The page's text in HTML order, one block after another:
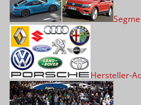
Hersteller-